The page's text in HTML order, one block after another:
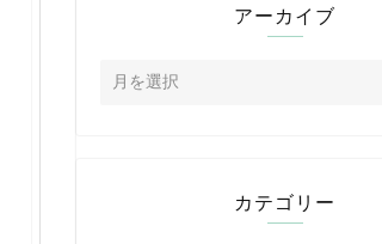
アーカイブ
カテゴリー